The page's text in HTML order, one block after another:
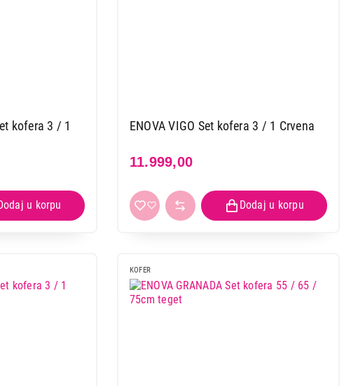
kofera 3 / 1
ENOVA VIGO Set kofera 3 / 1 Crvena
11.999,00
KOFER